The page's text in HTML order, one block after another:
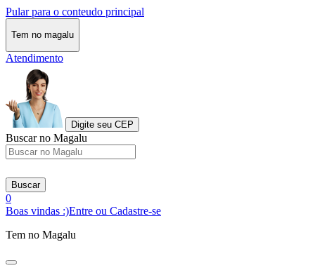
Pular para o conteudo principal
Tem no magalu
Atendimento
Digite seu CEP
Buscar no Magalu
Buscar
0
Boas vindas :)Entre ou Cadastre-se
Tem no Magalu